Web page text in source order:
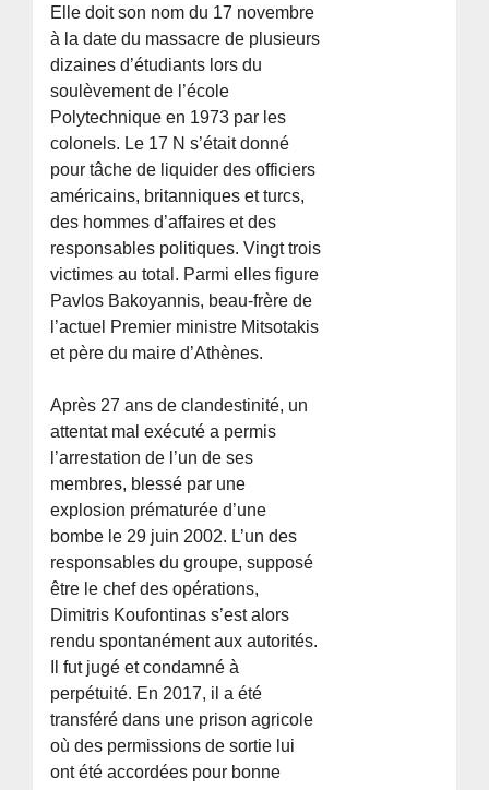
Elle doit son nom du 17 novembre
à la date du massacre de plusieurs
dizaines d’étudiants lors du
soulèvement de l’école
Polytechnique en 1973 par les
colonels. Le 17 N s’était donné
pour tâche de liquider des officiers
américains, britanniques et turcs,
des hommes d’affaires et des
responsables politiques. Vingt trois
victimes au total. Parmi elles figure
Pavlos Bakoyannis, beau-frère de
l’actuel Premier ministre Mitsotakis
et père du maire d’Athènes.
Après 27 ans de clandestinité, un
attentat mal exécuté a permis
l’arrestation de l’un de ses
membres, blessé par une
explosion prématurée d’une
bombe le 29 juin 2002. L’un des
responsables du groupe, supposé
être le chef des opérations,
Dimitris Koufontinas s’est alors
rendu spontanément aux autorités.
Il fut jugé et condamné à
perpétuité. En 2017, il a été
transféré dans une prison agricole
où des permissions de sortie lui
ont été accordées pour bonne